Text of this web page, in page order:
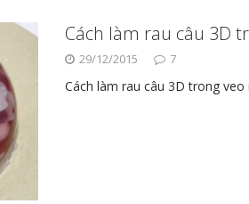
Cách làm rau câu 3D
29/12/2015 7
Cách làm rau câu 3D trong